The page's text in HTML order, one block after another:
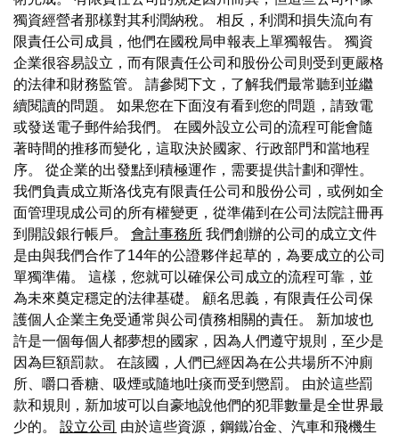
獨資經營者那樣對其利潤納稅。 相反，利潤和損失流向有
限責任公司成員，他們在國稅局申報表上單獨報告。 獨資
企業很容易設立，而有限責任公司和股份公司則受到更嚴格
的法律和財務監管。 請參閱下文，了解我們最常聽到並繼
續閱讀的問題。 如果您在下面沒有看到您的問題，請致電
或發送電子郵件給我們。 在國外設立公司的流程可能會隨
著時間的推移而變化，這取決於國家、行政部門和當地程
序。 從企業的出發點到積極運作，需要提供計劃和彈性。
我們負責成立斯洛伐克有限責任公司和股份公司，或例如全
面管理現成公司的所有權變更，從準備到在公司法院註冊再
到開設銀行帳戶。 會計事務所 我們創辦的公司的成立文件
是由與我們合作了14年的公證夥伴起草的，為要成立的公司
單獨準備。 這樣，您就可以確保公司成立的流程可靠，並
為未來奠定穩定的法律基礎。 顧名思義，有限責任公司保
護個人企業主免受通常與公司債務相關的責任。 新加坡也
許是一個每個人都夢想的國家，因為人們遵守規則，至少是
因為巨額罰款。 在該國，人們已經因為在公共場所不沖廁
所、嚼口香糖、吸煙或隨地吐痰而受到懲罰。 由於這些罰
款和規則，新加坡可以自豪地說他們的犯罪數量是全世界最
少的。 設立公司 由於這些資源，鋼鐵冶金、汽車和飛機生